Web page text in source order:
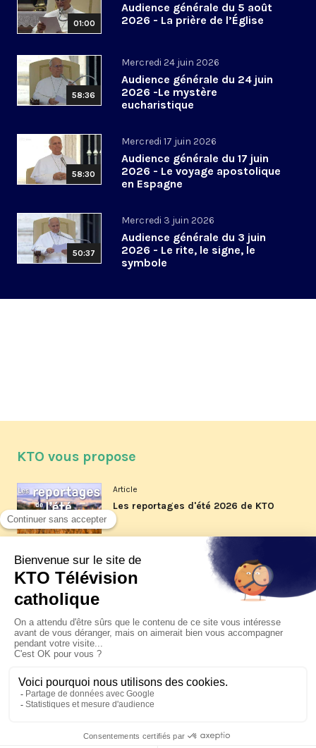
01:00
Audience générale du 5 août
2026 - La prière de l’Église
58:36
Mercredi 24 juin 2026
Audience générale du 24 juin
2026 -Le mystère
eucharistique
58:30
Mercredi 17 juin 2026
Audience générale du 17 juin
2026 - Le voyage apostolique
en Espagne
50:37
Mercredi 3 juin 2026
Audience générale du 3 juin
2026 - Le rite, le signe, le
symbole
KTO vous propose
Article
Les reportages d'été 2026 de KTO
Article
La visite pastorale du pape Léon
XIV à Assise à suivre sur KTO le
Article
Le pape en Uruguay, Argentine et